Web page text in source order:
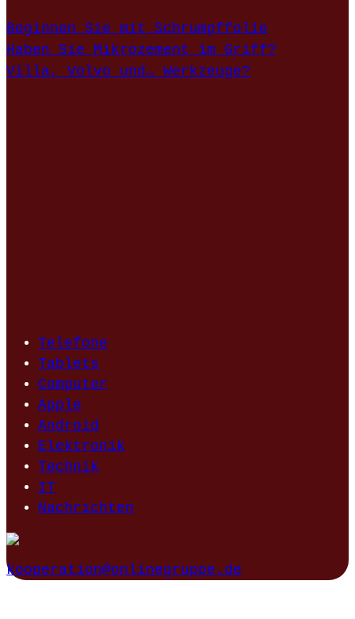
Beginnen Sie mit Schrumpffolie
Haben Sie Mikrozement im Griff?
Villa, Volvo und… Werkzeuge?
Telefone
Tablets
Computer
Apple
Android
Elektronik
Technik
IT
Nachrichten
kooperation@onlinegruppe.de